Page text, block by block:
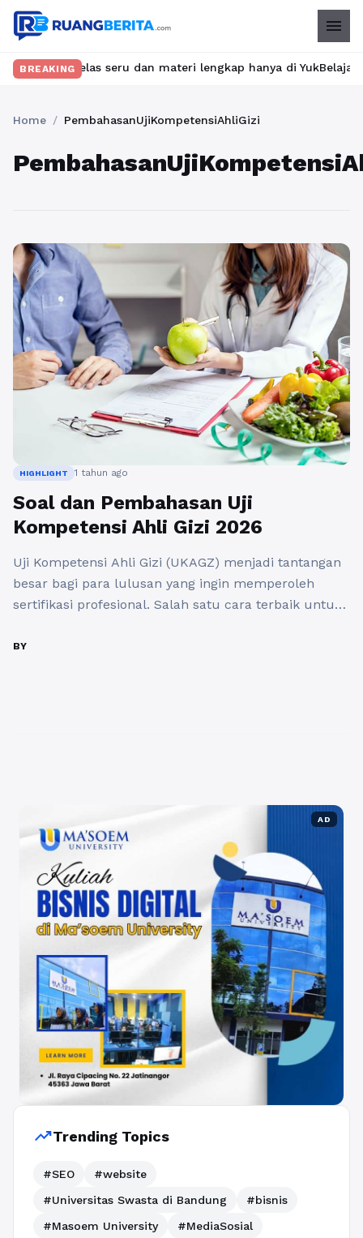
menu
BREAKING
kelas seru dan materi lengkap hanya di YukBelajar.com.
Home / PembahasanUjiKompetensiAhliGizi
HIGHLIGHT 1 tahun ago
Soal dan Pembahasan Uji
Kompetensi Ahli Gizi 2026
Uji Kompetensi Ahli Gizi (UKAGZ) menjadi tantangan
besar bagi para lulusan yang ingin memperoleh
sertifikasi profesional. Salah satu cara terbaik untuk
uji kompetensi ahli gizi terbaru beserta
BY
AD
trending_upTrending Topics
#SEO
#website
#Universitas Swasta di Bandung
#bisnis
#Masoem University
#MediaSosial